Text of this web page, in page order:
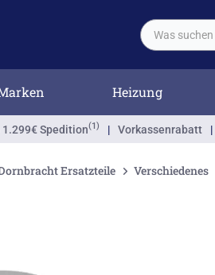
Heizung
Spedition(1) | Vorkassenrabatt |
Ersatzteile Verschiedenes